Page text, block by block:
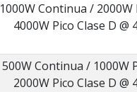
1000W Continua /
4000W Pico Clase D @
500W Continua / 1000W
2000W Pico Clase D @